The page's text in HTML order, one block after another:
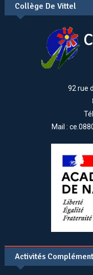
Collège De Vittel
92 rue
Mail :
Activités